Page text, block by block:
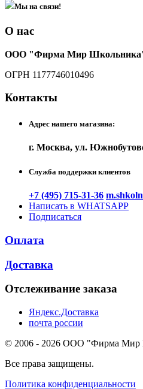
Мы на связи!
О нас
ООО "Фирма Мир
ОГРН 1177746010496
Контакты
Адрес нашего магазина:
г. Москва, ул.
Служба поддержки клиентов
+7 (495) 715-31-36
Написать в WHATSAPP
Подписаться
Оплата
Доставка
Отслеживание заказа
Яндекс.Доставка
почта россии
© 2006 - 2026 ООО "Фирма Мир
Все права защищены.
Политика конфиденциальности